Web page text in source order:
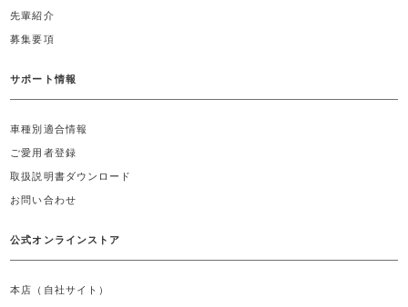
先輩紹介
募集要項
サポート情報
車種別適合情報
ご愛用者登録
取扱説明書ダウンロード
お問い合わせ
公式オンラインストア
本店（自社サイト）